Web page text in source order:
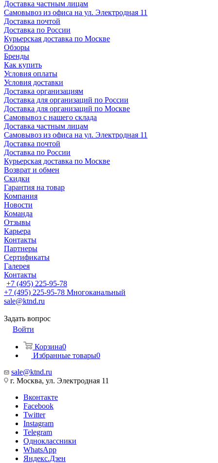
Доставка частным лицам
Самовывоз из офиса на ул. Электродная 11
Доставка почтой
Доставка по России
Курьерская доставка по Москве
Обзоры
Бренды
Как купить
Условия оплаты
Условия доставки
Доставка организациям
Доставка для организаций по России
Доставка для организаций по Москве
Самовывоз с нашего склада
Доставка частным лицам
Самовывоз из офиса на ул. Электродная 11
Доставка почтой
Доставка по России
Курьерская доставка по Москве
Возврат и обмен
Скидки
Гарантия на товар
Компания
Новости
Команда
Отзывы
Карьера
Контакты
Партнеры
Сертификаты
Галерея
Контакты
+7 (495) 225-95-78
+7 (495) 225-95-78 Многоканальный
sale@ktnd.ru
Задать вопрос
Войти
Корзина0
Избранные товары0
sale@ktnd.ru
г. Москва, ул. Электродная 11
Вконтакте
Facebook
Twitter
Instagram
Telegram
Одноклассники
WhatsApp
Яндекс.Дзен